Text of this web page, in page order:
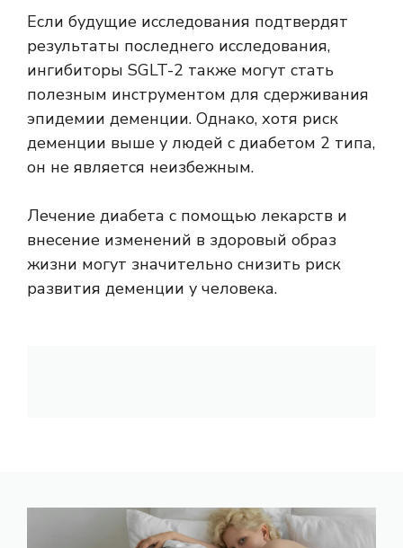
Если будущие исследования подтвердят
результаты последнего исследования,
ингибиторы SGLT-2 также могут стать
полезным инструментом для сдерживания
эпидемии деменции. Однако, хотя риск
деменции выше у людей с диабетом 2 типа,
он не является неизбежным.
Лечение диабета с помощью лекарств и
внесение изменений в здоровый образ
жизни могут значительно снизить риск
развития деменции у человека.